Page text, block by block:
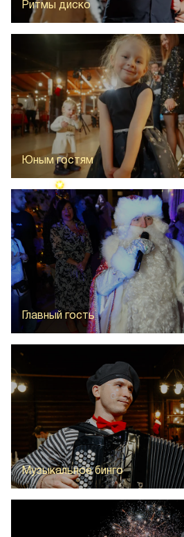
Ритмы диско
Юным гостям
Детская зона на время
смогут поучаствовать в
весёлых
Главный гость
Всенародно любимый Дед
подарят волшебство и
каждого ребёнка и
Музыкальное бинго
Динамичная музыкально-
угадывайте мелодии и
атмосфере